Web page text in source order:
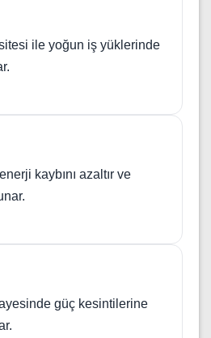
ile yoğun iş yüklerinde
kaybını azaltır ve
güç kesintilerine